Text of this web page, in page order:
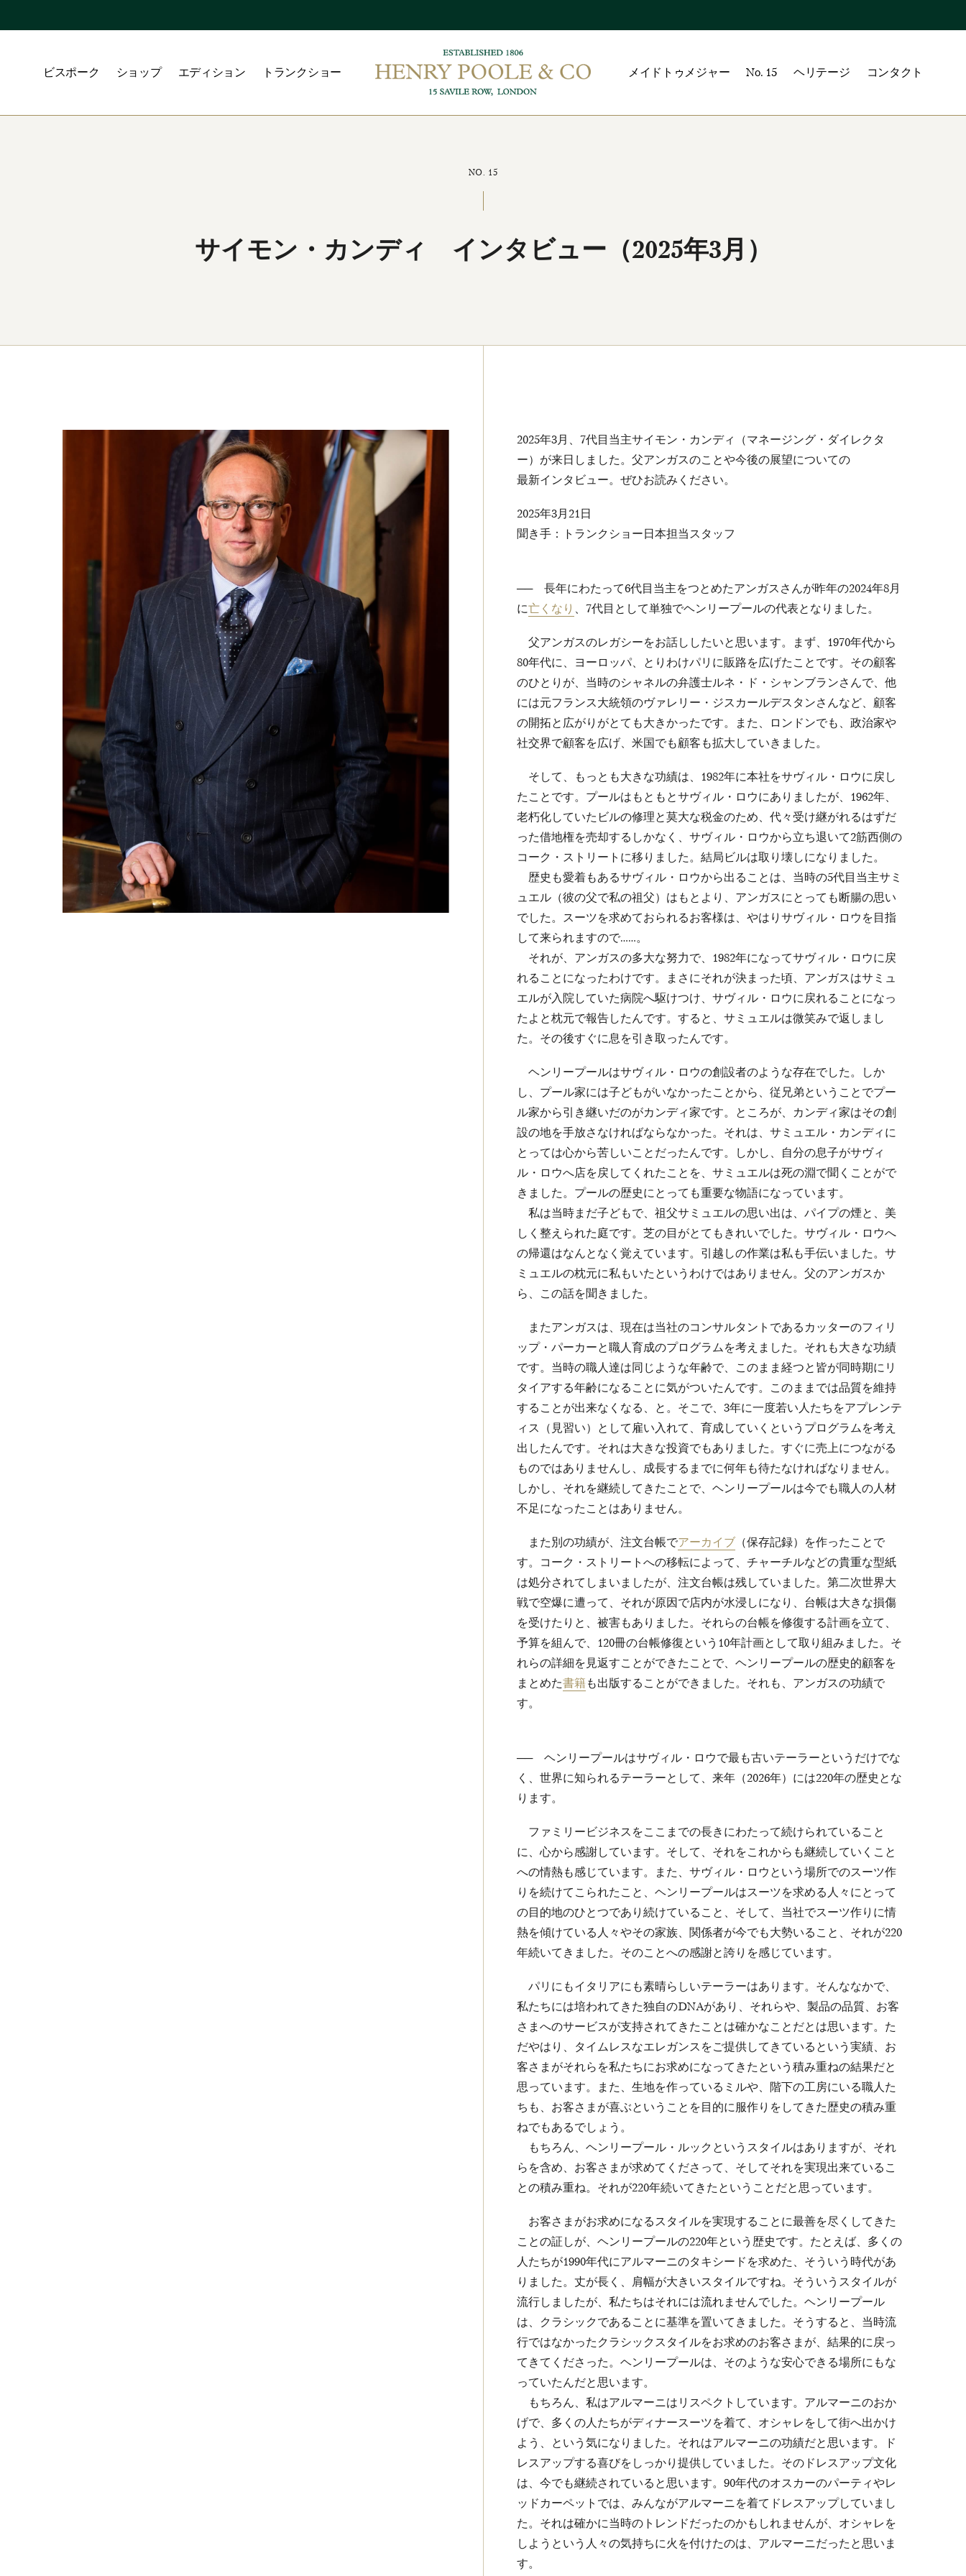
ビスポーク ショップ エディション トランクショー メイドトゥメジャー No. 15 ヘリテージ コンタクト
NO. 15
サイモン・カンディ インタビュー（2025年3月）
2025年3月、7代目当主サイモン・カンディ（マネージング・ダイレクタ
ー）が来日しました。父アンガスのことや今後の展望についての
最新インタビュー。ぜひお読みください。
2025年3月21日
聞き手：トランクショー日本担当スタッフ
── 長年にわたって6代目当主をつとめたアンガスさんが昨年の2024年8月
に亡くなり 、7代目として単独でヘンリープールの代表となりました。
父アンガスのレガシーをお話ししたいと思います。まず、1970年代から
80年代に、ヨーロッパ、とりわけパリに販路を広げたことです。その顧客
のひとりが、当時のシャネルの弁護士ルネ・ド・シャンブランさんで、他
には元フランス大統領のヴァレリー・ジスカールデスタンさんなど、顧客
の開拓と広がりがとても大きかったです。また、ロンドンでも、政治家や
社交界で顧客を広げ、米国でも顧客も拡大していきました。
そして、もっとも大きな功績は、1982年に本社をサヴィル・ロウに戻し
たことです。プールはもともとサヴィル・ロウにありましたが、1962年、
老朽化していたビルの修理と莫大な税金のため、代々受け継がれるはずだ
った借地権を売却するしかなく、サヴィル・ロウから立ち退いて2筋西側の
コーク・ストリートに移りました。結局ビルは取り壊しになりました。
歴史も愛着もあるサヴィル・ロウから出ることは、当時の5代目当主サミ
ュエル（彼の父で私の祖父）はもとより、アンガスにとっても断腸の思い
でした。スーツを求めておられるお客様は、やはりサヴィル・ロウを目指
して来られますので……。
それが、アンガスの多大な努力で、1982年になってサヴィル・ロウに戻
れることになったわけです。まさにそれが決まった頃、アンガスはサミュ
エルが入院していた病院へ駆けつけ、サヴィル・ロウに戻れることになっ
たよと枕元で報告したんです。すると、サミュエルは微笑みで返しまし
た。その後すぐに息を引き取ったんです。
ヘンリープールはサヴィル・ロウの創設者のような存在でした。しか
し、プール家には子どもがいなかったことから、従兄弟ということでプー
ル家から引き継いだのがカンディ家です。ところが、カンディ家はその創
設の地を手放さなければならなかった。それは、サミュエル・カンディに
とっては心から苦しいことだったんです。しかし、自分の息子がサヴィ
ル・ロウへ店を戻してくれたことを、サミュエルは死の淵で聞くことがで
きました。プールの歴史にとっても重要な物語になっています。
私は当時まだ子どもで、祖父サミュエルの思い出は、パイプの煙と、美
しく整えられた庭です。芝の目がとてもきれいでした。サヴィル・ロウへ
の帰還はなんとなく覚えています。引越しの作業は私も手伝いました。サ
ミュエルの枕元に私もいたというわけではありません。父のアンガスか
ら、この話を聞きました。
またアンガスは、現在は当社のコンサルタントであるカッターのフィリ
ップ・パーカーと職人育成のプログラムを考えました。それも大きな功績
です。当時の職人達は同じような年齢で、このまま経つと皆が同時期にリ
タイアする年齢になることに気がついたんです。このままでは品質を維持
することが出来なくなる、と。そこで、3年に一度若い人たちをアプレンテ
ィス（見習い）として雇い入れて、育成していくというプログラムを考え
出したんです。それは大きな投資でもありました。すぐに売上につながる
ものではありませんし、成長するまでに何年も待たなければなりません。
しかし、それを継続してきたことで、ヘンリープールは今でも職人の人材
不足になったことはありません。
また別の功績が、注文台帳でアーカイブ（保存記録）を作ったことで
す。コーク・ストリートへの移転によって、チャーチルなどの貴重な型紙
は処分されてしまいましたが、注文台帳は残していました。第二次世界大
戦で空爆に遭って、それが原因で店内が水浸しになり、台帳は大きな損傷
を受けたりと、被害もありました。それらの台帳を修復する計画を立て、
予算を組んで、120冊の台帳修復という10年計画として取り組みました。そ
れらの詳細を見返すことができたことで、ヘンリープールの歴史的顧客を
まとめた書籍も出版することができました。それも、アンガスの功績で
す。
── ヘンリープールはサヴィル・ロウで最も古いテーラーというだけでな
く、世界に知られるテーラーとして、来年（2026年）には220年の歴史とな
ります。
ファミリービジネスをここまでの長きにわたって続けられていること
に、心から感謝しています。そして、それをこれからも継続していくこと
への情熱も感じています。また、サヴィル・ロウという場所でのスーツ作
りを続けてこられたこと、ヘンリープールはスーツを求める人々にとって
の目的地のひとつであり続けていること、そして、当社でスーツ作りに情
熱を傾けている人々やその家族、関係者が今でも大勢いること、それが220
年続いてきました。そのことへの感謝と誇りを感じています。
パリにもイタリアにも素晴らしいテーラーはあります。そんななかで、
私たちには培われてきた独自のDNAがあり、それらや、製品の品質、お客
さまへのサービスが支持されてきたことは確かなことだとは思います。た
だやはり、タイムレスなエレガンスをご提供してきているという実績、お
客さまがそれらを私たちにお求めになってきたという積み重ねの結果だと
思っています。また、生地を作っているミルや、階下の工房にいる職人た
ちも、お客さまが喜ぶということを目的に服作りをしてきた歴史の積み重
ねでもあるでしょう。
もちろん、ヘンリープール・ルックというスタイルはありますが、それ
らを含め、お客さまが求めてくださって、そしてそれを実現出来ているこ
との積み重ね。それが220年続いてきたということだと思っています。
お客さまがお求めになるスタイルを実現することに最善を尽くしてきた
ことの証しが、ヘンリープールの220年という歴史です。たとえば、多くの
人たちが1990年代にアルマーニのタキシードを求めた、そういう時代があ
りました。丈が長く、肩幅が大きいスタイルですね。そういうスタイルが
流行しましたが、私たちはそれには流れませんでした。ヘンリープール
は、クラシックであることに基準を置いてきました。そうすると、当時流
行ではなかったクラシックスタイルをお求めのお客さまが、結果的に戻っ
てきてくださった。ヘンリープールは、そのような安心できる場所にもな
っていたんだと思います。
もちろん、私はアルマーニはリスペクトしています。アルマーニのおか
げで、多くの人たちがディナースーツを着て、オシャレをして街へ出かけ
よう、という気になりました。それはアルマーニの功績だと思います。ド
レスアップする喜びをしっかり提供していました。そのドレスアップ文化
は、今でも継続されていると思います。90年代のオスカーのパーティやレ
ッドカーペットでは、みんながアルマーニを着てドレスアップしていまし
た。それは確かに当時のトレンドだったのかもしれませんが、オシャレを
しようという人々の気持ちに火を付けたのは、アルマーニだったと思いま
す。